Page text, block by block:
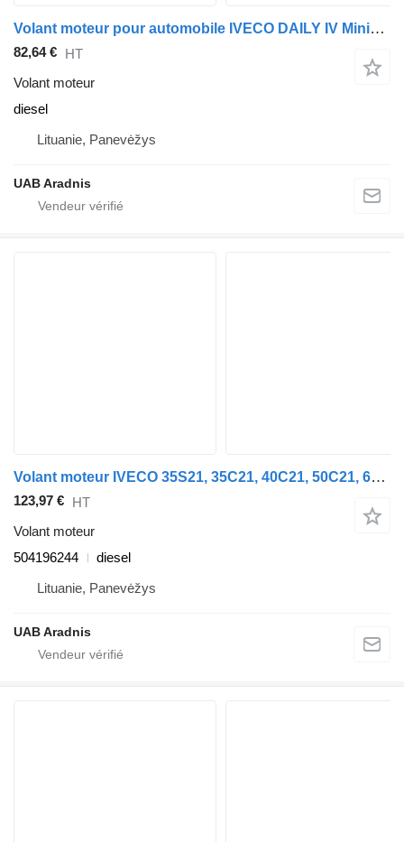
Volant moteur pour automobile IVECO DAILY IV Minibus / passenger
82,64 € HT
Volant moteur
diesel
Lituanie, Panevėžys
UAB Aradnis
Volant moteur IVECO 35S21, 35C21, 40C21, 50C21, 65C21, 70C21 504196244 pour automobile IVECO DAILY VI Flatbed
123,97 € HT
Volant moteur
504196244
diesel
Lituanie, Panevėžys
UAB Aradnis